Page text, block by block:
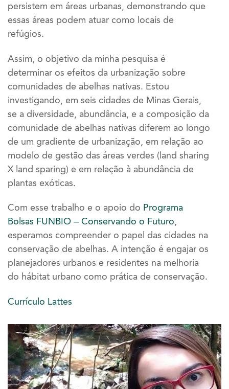
persistem em áreas urbanas, demonstrando que
essas áreas podem atuar como locais de
refúgios.
Assim, o objetivo da minha pesquisa é
determinar os efeitos da urbanização sobre
comunidades de abelhas nativas. Estou
investigando, em seis cidades de Minas Gerais,
se a diversidade, abundância, e a composição da
comunidade de abelhas nativas diferem ao longo
de um gradiente de urbanização, em relação ao
modelo de gestão das áreas verdes (land sharing
X land sparing) e em relação à abundância de
plantas exóticas.
Com esse trabalho e o apoio do Programa
Bolsas FUNBIO – Conservando o Futuro,
esperamos compreender o papel das cidades na
conservação de abelhas. A intenção é engajar os
planejadores urbanos e residentes na melhoria
do hábitat urbano como prática de conservação.
Currículo Lattes